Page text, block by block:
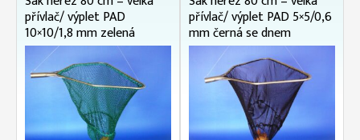
přívlač/ výplet PAD
10×10/1,8 mm zelená
přívlač/ výplet PAD 5×5/0,6
mm černá se dnem